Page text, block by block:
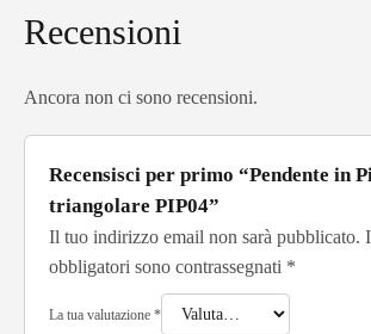
Recensioni
Ancora non ci sono recensioni.
Recensisci per primo “Pendente in
triangolare PIP04”
Il tuo indirizzo email non sarà pubblicato.
obbligatori sono contrassegnati *
La tua valutazione *